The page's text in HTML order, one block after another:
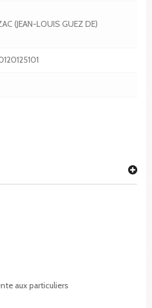
(JEAN-LOUIS GUEZ DE)
aux particuliers